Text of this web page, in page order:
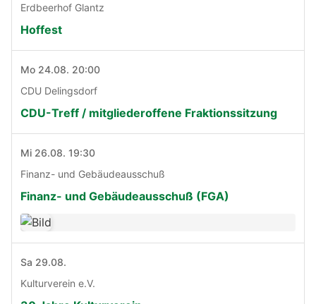
Erdbeerhof Glantz
Hoffest
Mo 24.08. 20:00
CDU Delingsdorf
CDU-Treff / mitgliederoffene Fraktionssitzung
Mi 26.08. 19:30
Finanz- und Gebäudeausschuß
Finanz- und Gebäudeausschuß (FGA)
Sa 29.08.
Kulturverein e.V.